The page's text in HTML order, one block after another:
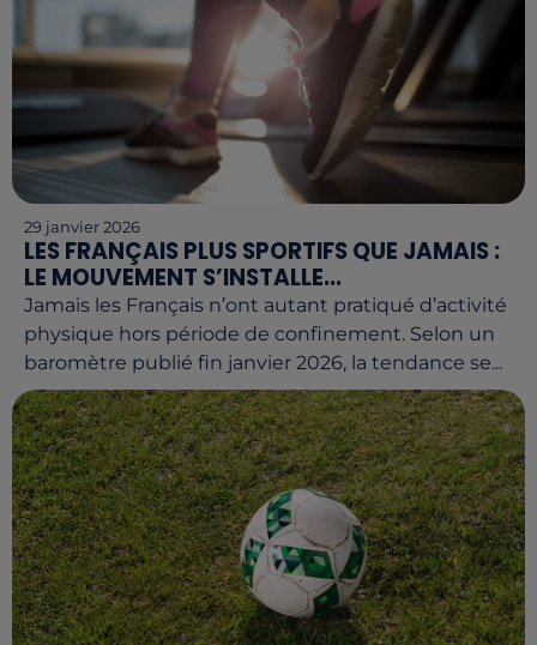
29 janvier 2026
LES FRANÇAIS PLUS SPORTIFS QUE JAMAIS :
LE MOUVEMENT S’INSTALLE...
Jamais les Français n’ont autant pratiqué d’activité
physique hors période de confinement. Selon un
baromètre publié fin janvier 2026, la tendance se...